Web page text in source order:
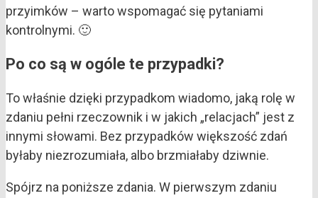
przyimków – warto wspomagać się pytaniami
kontrolnymi. 🙂
Po co są w ogóle te przypadki?
To właśnie dzięki przypadkom wiadomo, jaką rolę w
zdaniu pełni rzeczownik i w jakich „relacjach” jest z
innymi słowami. Bez przypadków większość zdań
byłaby niezrozumiała, albo brzmiałaby dziwnie.
Spójrz na poniższe zdania. W pierwszym zdaniu